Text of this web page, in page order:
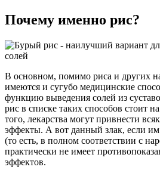
Почему именно рис?
В основном, помимо риса и других
имеются и сугубо медицинские
функцию выведения солей из
рис в списке таких способов стоит
того, лекарства могут привнести
эффекты. А вот данный злак, если им
(то есть, в полном соответствии с
практически не имеет
эффектов.